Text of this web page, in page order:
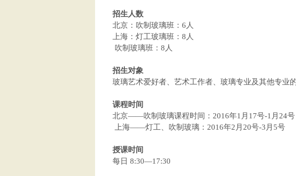
招生人数
北京：吹制玻璃班：6人
上海：灯工玻璃班：8人
吹制玻璃班：8人
招生对象
玻璃艺术爱好者、艺术工作者、玻璃专业及其他专业
课程时间
北京——吹制玻璃课程时间：2016年1月17号-1月24号
上海——灯工、吹制玻璃：2016年2月20号-3月5号
授课时间
每日 8:30—17:30